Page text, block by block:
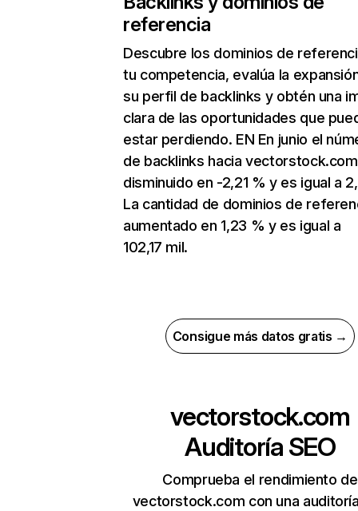
referencia
Descubre los dominios de
tu competencia, evalúa la
su perfil de backlinks y obtén una
clara de las oportunidades que
estar perdiendo. EN En junio el
de backlinks hacia
disminuido en -2,21 % y es igual a
La cantidad de dominios de
aumentado en 1,23 % y es igual a
102,17 mil.
Consigue más datos gratis →
vectorstock.com
Auditoría SEO
Comprueba el rendimiento de
vectorstock.com con una